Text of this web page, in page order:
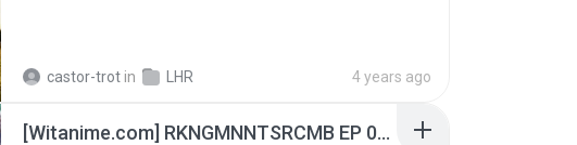
castor-trot in LHR 4 years ago
[Witanime.com] RKNGMNNTSRCMB EP 06 HD.mp4